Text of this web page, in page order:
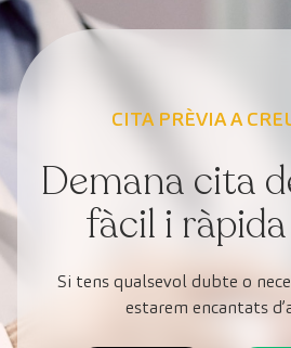
CITA PRÈVIA A
Demana cita
fàcil i
Si tens qualsevol dubte o
estarem encantats